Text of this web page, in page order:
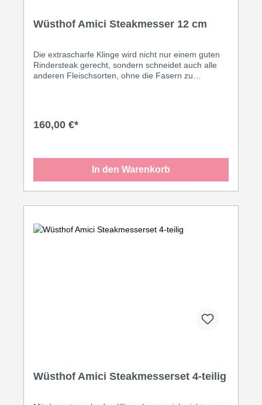
Wüsthof Amici Steakmesser 12 cm
Die extrascharfe Klinge wird nicht nur einem guten
Rindersteak gerecht, sondern schneidet auch alle
anderen Fleischsorten, ohne die Fasern zu
160,00 €*
In den Warenkorb
Wüsthof Amici Steakmesserset 4-teilig